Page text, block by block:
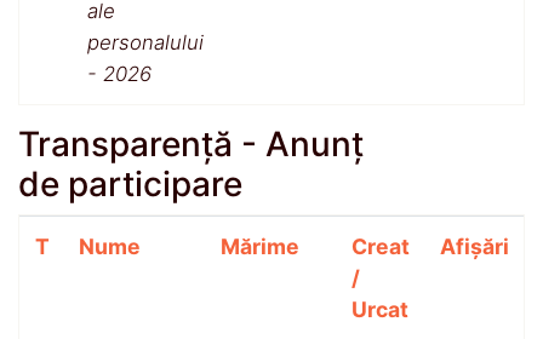
ale
personalului
- 2026
Transparență - Anunț
de participare
T Nume Mărime
Creat
/
Urcat
Afișări